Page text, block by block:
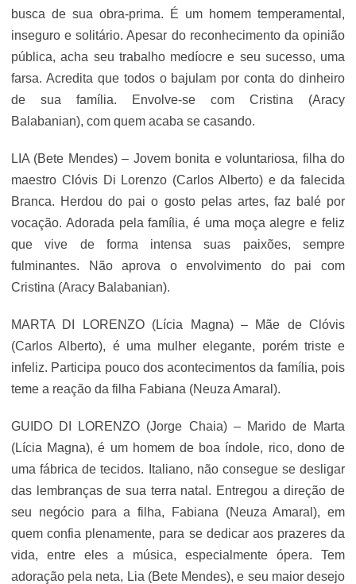
busca de sua obra-prima. É um homem temperamental,
inseguro e solitário. Apesar do reconhecimento da opinião
pública, acha seu trabalho medíocre e seu sucesso, uma
farsa. Acredita que todos o bajulam por conta do dinheiro
de sua família. Envolve-se com Cristina (Aracy
Balabanian), com quem acaba se casando.
LIA (Bete Mendes) – Jovem bonita e voluntariosa, filha do
maestro Clóvis Di Lorenzo (Carlos Alberto) e da falecida
Branca. Herdou do pai o gosto pelas artes, faz balé por
vocação. Adorada pela família, é uma moça alegre e feliz
que vive de forma intensa suas paixões, sempre
fulminantes. Não aprova o envolvimento do pai com
Cristina (Aracy Balabanian).
MARTA DI LORENZO (Lícia Magna) – Mãe de Clóvis
(Carlos Alberto), é uma mulher elegante, porém triste e
infeliz. Participa pouco dos acontecimentos da família, pois
teme a reação da filha Fabiana (Neuza Amaral).
GUIDO DI LORENZO (Jorge Chaia) – Marido de Marta
(Lícia Magna), é um homem de boa índole, rico, dono de
uma fábrica de tecidos. Italiano, não consegue se desligar
das lembranças de sua terra natal. Entregou a direção de
seu negócio para a filha, Fabiana (Neuza Amaral), em
quem confia plenamente, para se dedicar aos prazeres da
vida, entre eles a música, especialmente ópera. Tem
adoração pela neta, Lia (Bete Mendes), e seu maior desejo